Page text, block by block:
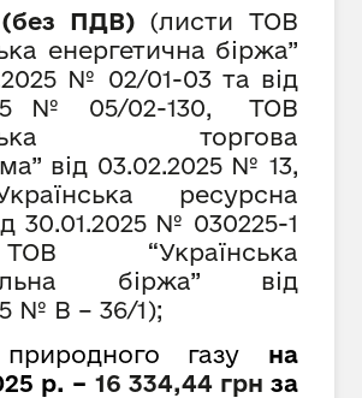
(без ПДВ) (листи ТОВ
енергетична біржа”
№ 02/01-03 та від
№ 05/02-130, ТОВ
торгова
від 03.02.2025 № 13,
ресурсна
30.01.2025 № 030225-1
“Українська
біржа” від
№ В – 36/1);
газу на
р. – 16 334,44 грн за